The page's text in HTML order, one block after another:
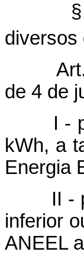
§
diversos
Art.
de 4 de
I -
kWh, a
Energia
II -
inferior
ANEEL